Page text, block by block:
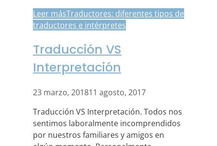
Leer másTraductores: diferentes tipos de
traductores e intérpretes
Traducción VS
Interpretación
23 marzo, 201811 agosto, 2017
Traducción VS Interpretación. Todos nos
sentimos laboralmente incomprendidos
por nuestros familiares y amigos en